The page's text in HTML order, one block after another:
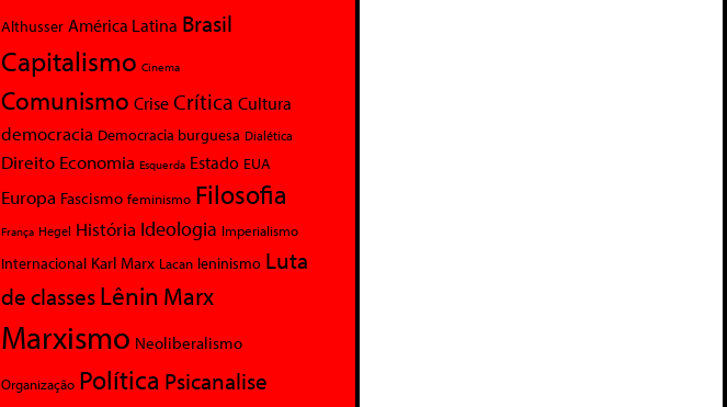
Althusser América Latina Brasil
Capitalismo Cinema
Comunismo Crise Crítica Cultura
democracia Democracia burguesa Dialética
Direito Economia Esquerda Estado EUA
Europa Fascismo feminismo Filosofia
França Hegel História Ideologia Imperialismo
Internacional Karl Marx Lacan leninismo Luta
de classesLênin Marx
Marxismo Neoliberalismo
Organização Política Psicanalise